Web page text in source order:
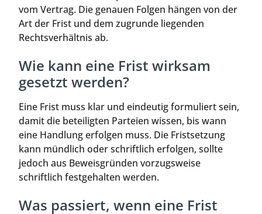
vom Vertrag. Die genauen Folgen hängen von der
Art der Frist und dem zugrunde liegenden
Rechtsverhältnis ab.
Wie kann eine Frist wirksam
gesetzt werden?
Eine Frist muss klar und eindeutig formuliert sein,
damit die beteiligten Parteien wissen, bis wann
eine Handlung erfolgen muss. Die Fristsetzung
kann mündlich oder schriftlich erfolgen, sollte
jedoch aus Beweisgründen vorzugsweise
schriftlich festgehalten werden.
Was passiert, wenn eine Frist